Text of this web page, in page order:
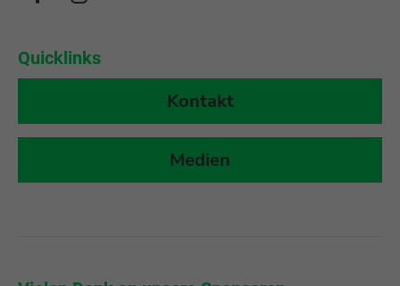
Quicklinks
Kontakt
Medien